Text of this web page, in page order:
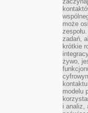
może
zadań,
krótkie
żywo,
modelu
i analiz,